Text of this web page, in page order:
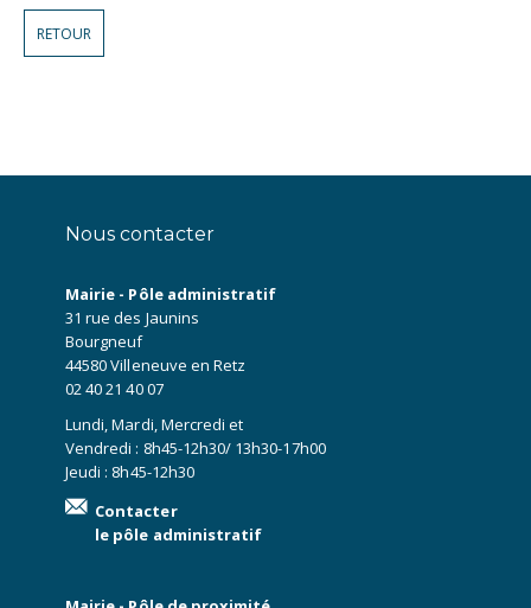
RETOUR
Nous contacter
Mairie - Pôle administratif
31 rue des Jaunins
Bourgneuf
44580 Villeneuve en Retz
02 40 21 40 07
Lundi, Mardi, Mercredi et
Vendredi : 8h45-12h30/ 13h30-17h00
Jeudi : 8h45-12h30
Contacter
le pôle administratif